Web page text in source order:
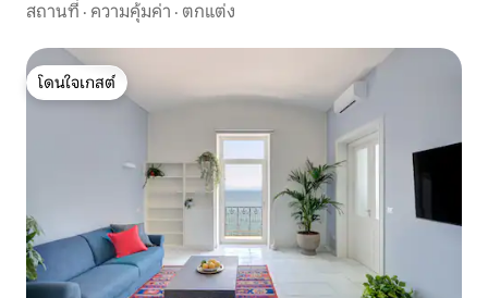
สถานที่ · ความคุ้มค่า · ตกแต่ง
โดนใจเกสต์
โดนใจเกสต์